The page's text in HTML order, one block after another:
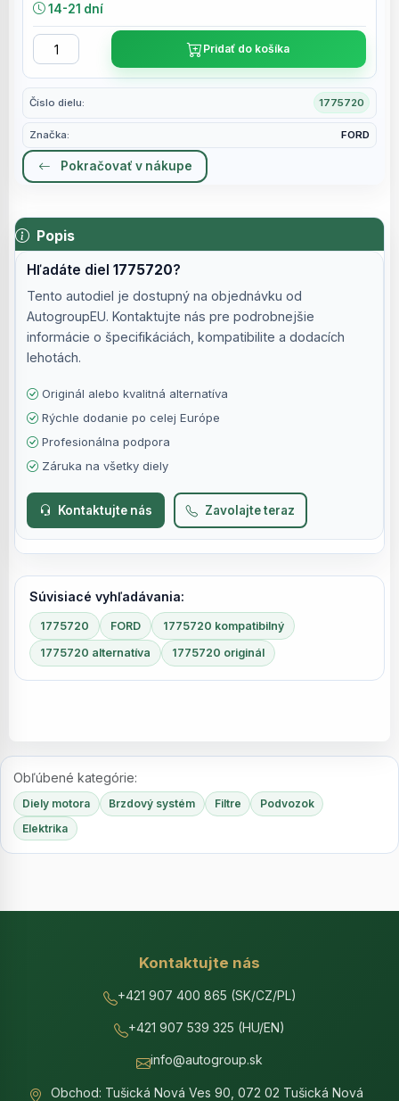
Číslo dielu: 1775720
Značka: FORD
14-21 dní
Pridať do košíka
Pokračovať v nákupe
Popis
Hľadáte diel1775720?
Tento autodiel je dostupný na objednávku od
AutogroupEU. Kontaktujte nás pre podrobnejšie
informácie o špecifikáciách, kompatibilite a dodacích
lehotách.
Originál alebo kvalitná alternatíva
Rýchle dodanie po celej Európe
Profesionálna podpora
Záruka na všetky diely
Kontaktujte nás Zavolajte teraz
Súvisiacé vyhľadávania:
1775720 FORD 1775720 kompatibilný
1775720 alternatíva 1775720 originál
Obľúbené kategórie:
Diely motora Brzdový systém Filtre
Podvozok
Elektrika
Kontaktujte nás
+421 907 400 865 (SK/CZ/PL)
+421 907 539 325 (HU/EN)
info@autogroup.sk
Obchod: Tušická Nová Ves 90, 072 02 Tušická Nová